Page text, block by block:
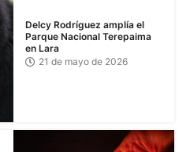
Delcy Rodríguez amplía el
Parque Nacional Terepaima
en Lara
21 de mayo de 2026